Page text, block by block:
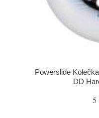
Powerslide
DD
5